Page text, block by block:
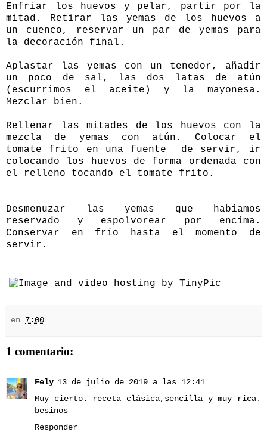
Enfriar los huevos y pelar, partir por la
mitad. Retirar las yemas de los huevos a
un cuenco, reservar un par de yemas para
la decoración final.
Aplastar las yemas con un tenedor, añadir
un poco de sal, las dos latas de atún
(escurrimos el aceite) y la mayonesa.
Mezclar bien.
Rellenar las mitades de los huevos con la
mezcla de yemas con atún. Colocar el
tomate frito en una fuente de servir, ir
colocando los huevos de forma ordenada con
el relleno tocando el tomate frito.
Desmenuzar las yemas que habíamos
reservado y espolvorear por encima.
Conservar en frío hasta el momento de
servir.
en 7:00
1 comentario:
Fely 13 de julio de 2019 a las 12:41
Muy cierto. receta clásica,sencilla y muy rica.
besinos
Responder